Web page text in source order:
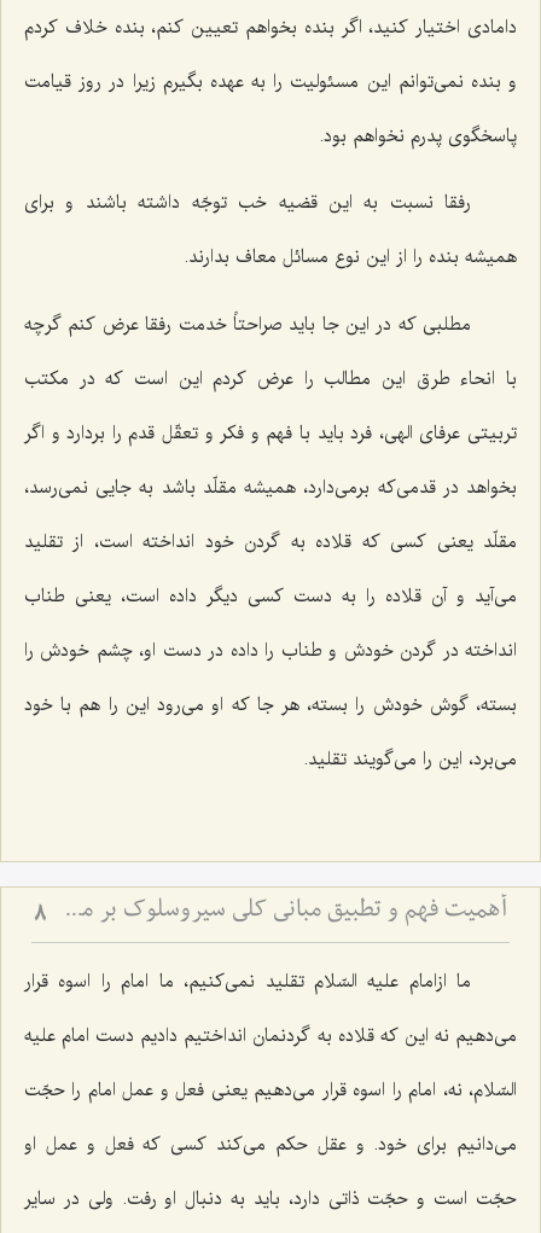
دامادی اختیار کنید، اگر بنده بخواهم تعیین کنم، بنده خلاف کردم
و بنده نمی‌توانم این مسئولیت را به عهده بگیرم زیرا در روز قیامت
پاسخگوی پدرم نخواهم بود.
رفقا نسبت به این قضیه خب توجّه داشته باشند و برای
همیشه بنده را از این نوع مسائل معاف بدارند.
مطلبی که در این جا باید صراحتاً خدمت رفقا عرض کنم گرچه
با انحاء طرق این مطالب را عرض کردم این است که در مکتب
تربیتی عرفای الهی، فرد باید با فهم و فکر و تعقّل قدم را بردارد و اگر
بخواهد در قدمی‌که برمی‌دارد، همیشه مقلّد باشد به جایی نمی‌رسد،
مقلّد یعنی کسی که قلاده به گردن خود انداخته است، از تقلید
می‌آید و آن قلاده را به دست کسی دیگر داده است، یعنی طناب
انداخته در گردن خودش و طناب را داده در دست او، چشم خودش را
بسته، گوش خودش را بسته، هر جا که او می‌رود این را هم با خود
می‌برد، این را می‌گویند تقلید.
أهمیت فهم و تطبیق مبانی كلی سیروسلوك بر مسائل جزئی زندگی 8
ما ازامام علیه السّلام تقلید نمی‌کنیم، ما امام را اسوه قرار
می‌دهیم نه این که قلاده به گردنمان انداختیم دادیم دست امام علیه
السّلام، نه، امام را اسوه قرار می‌دهیم یعنی فعل و عمل امام را حجّت
می‌دانیم برای خود. و عقل حکم می‌کند کسی که فعل و عمل او
حجّت است و حجّت ذاتی دارد، باید به دنبال او رفت. ولی در سایر